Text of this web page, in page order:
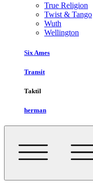
True Religion
Twist & Tango
Wuth
Wellington
Six Ames
Transit
Taktil
herman